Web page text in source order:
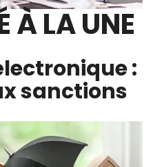
À LA UNE
:
sanctions